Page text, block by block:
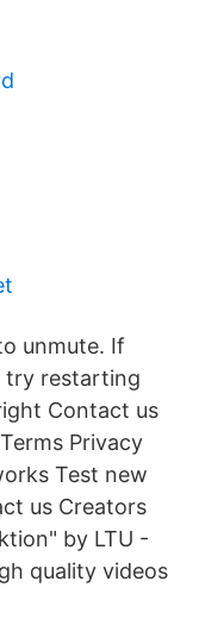
unmute. If
try restarting
Contact us
Privacy
Test new
us Creators
by LTU -
quality videos